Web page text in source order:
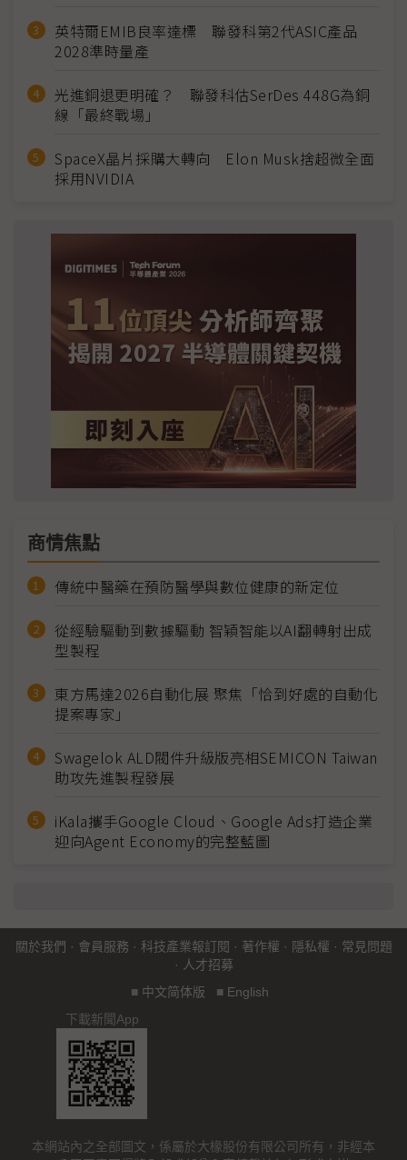
英特爾EMIB良率達標 聯發科第2代ASIC產品
2028準時量產
光進銅退更明確？ 聯發科估SerDes 448G為銅
線「最終戰場」
SpaceX晶片採購大轉向 Elon Musk捨超微全面
採用NVIDIA
商情焦點
傳統中醫藥在預防醫學與數位健康的新定位
從經驗驅動到數據驅動 智穎智能以AI翻轉射出成
型製程
東方馬達2026自動化展 聚焦「恰到好處的自動化
提案專家」
Swagelok ALD閥件升級版亮相SEMICON Taiwan
助攻先進製程發展
iKala攜手Google Cloud、Google Ads打造企業
迎向Agent Economy的完整藍圖
關於我們 · 會員服務 · 科技產業報訂閱 · 著作權 · 隱私權 · 常見問題
· 人才招募
■ 中文简体版 ■ English
下載新聞App
本網站內之全部圖文，係屬於大椽股份有限公司所有，非經本